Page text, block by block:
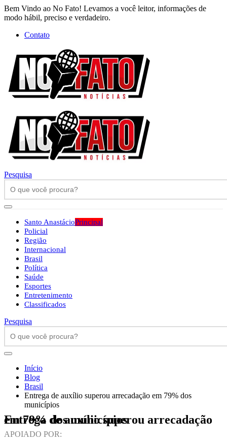
Bem Vindo ao No Fato! Levamos a você leitor, informações de
modo hábil, preciso e verdadeiro.
Contato
Pesquisa
Santo AnastácioPrincipal
Policial
Região
Internacional
Brasil
Política
Saúde
Esportes
Entretenimento
Classificados
Pesquisa
Início
Blog
Brasil
Entrega de auxílio superou arrecadação em 79% dos
municípios
Entrega de auxílio superou arrecadação em 79% dos municípios
APOIADO POR: